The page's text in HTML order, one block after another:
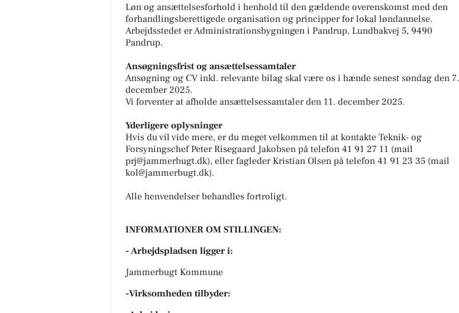
Løn og ansættelsesforhold i henhold til den gældende overenskomst med den
forhandlingsberettigede organisation og principper for lokal løndannelse.
Arbejdsstedet er Administrationsbygningen i Pandrup, Lundbakvej 5, 9490
Pandrup.
Ansøgningsfrist og ansættelsessamtaler
Ansøgning og CV inkl. relevante bilag skal være os i hænde senest søndag den 7.
december 2025.
Vi forventer at afholde ansættelsessamtaler den 11. december 2025.
Yderligere oplysninger
Hvis du vil vide mere, er du meget velkommen til at kontakte Teknik- og
Forsyningschef Peter Risegaard Jakobsen på telefon 41 91 27 11 (mail
prj@jammerbugt.dk), eller fagleder Kristian Olsen på telefon 41 91 23 35 (mail
kol@jammerbugt.dk).
Alle henvendelser behandles fortroligt.
INFORMATIONER OM STILLINGEN:
- Arbejdspladsen ligger i:
Jammerbugt Kommune
-Virksomheden tilbyder: